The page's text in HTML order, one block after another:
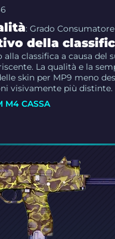
: Grado Consumatore
della
alla classifica a causa del
La qualità e la
skin per MP9 meno
visivamente più distinte.
M4 CASSA